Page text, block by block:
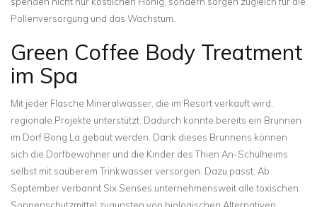
Pollenversorgung und das Wachstum.
Green Coffee Body Treatment
im Spa
Mit jeder Flasche Mineralwasser, die im Resort verkauft wird,
regionale Projekte unterstützt. Dadurch konnte bereits ein Brunnen
im Dorf Bong La gebaut werden. Dank dieses Brunnens können
sich die Dorfbewohner und die Kinder des Thien An-Schulheims
selbst mit sauberem Trinkwasser versorgen. Dazu passt: Ab
September verbannt Six Senses unternehmensweit alle toxischen